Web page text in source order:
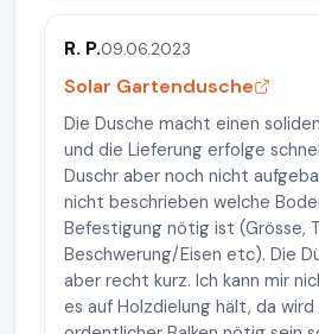
R. P.09.06.2023
Solar Gartendusche
Die Dusche macht einen
und die Lieferung erfolge
Duschr aber noch nicht
nicht beschrieben welche
Befestigung nötig ist (Grösse,
Beschwerung/Eisen etc). Die
aber recht kurz. Ich kann mir
es auf Holzdielung hält, da wird